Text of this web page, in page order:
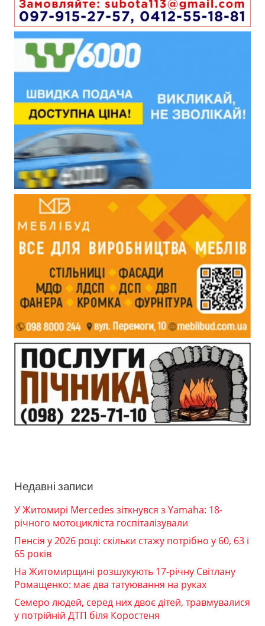
Недавні записи
У Житомирі Mercedes зіткнувся з Yamaha: 18-
річного мотоцикліста госпіталізували
Пенсія у 2026 році: скільки стажу потрібно у 60, 63 і
65 років
На Житомирщині розшукують 17-річну Світлану
Ромащенко: має два татуювання на руках
Семеро людей, серед них двоє дітей, травмувалися
у потрійній ДТП біля Коростеня